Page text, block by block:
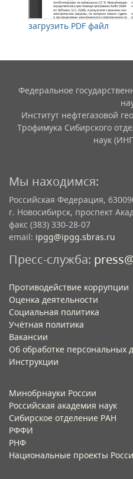
загрузить PDF файл
Федеральное
Институт нефтегазовой
Трофимука Сибирского
наук
Мы находимся:
Российская Федерация,
г. Новосибирск, проспект
факс (383) 330-28-07
email: ipgg@ipgg.sbras.ru
Пресс-служба:
Противодействие коррупции
Оценка деятельности
Социальная политика
Учётная политика​
Вакансии​
Об обработке персональных
Инструкции​
Минобрнауки России
Российская академия наук
Сибирское отделение РАН
РФФИ
РНФ
Национальные проекты